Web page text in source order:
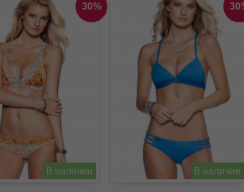
30%
В наличии В наличии